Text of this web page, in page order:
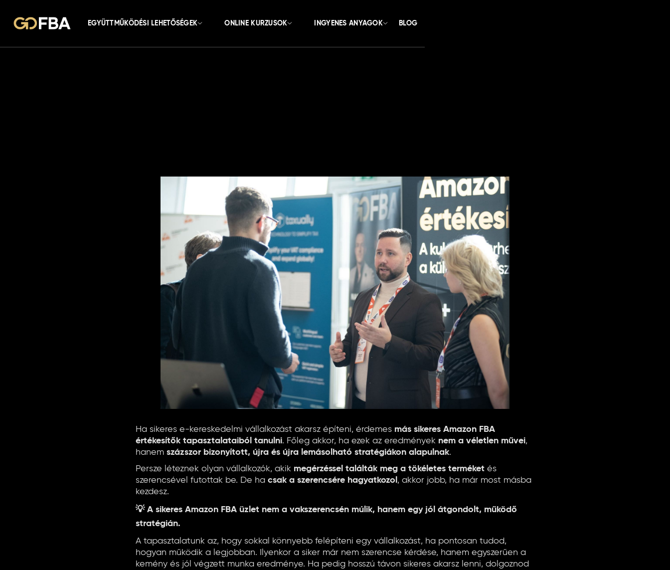
EGYÜTTMŰKÖDÉSI LEHETŐSÉGEK ONLINE KURZUSOK INGYENES ANYAGOK BLOG
Ha sikeres e-kereskedelmi vállalkozást akarsz építeni, érdemes más sikeres Amazon FBA
értékesítők tapasztalataiból tanulni. Főleg akkor, ha ezek az eredmények nem a véletlen művei,
hanem százszor bizonyított, újra és újra lemásolható stratégiákon alapulnak.
Persze léteznek olyan vállalkozók, akik megérzéssel találták meg a tökéletes terméket és
szerencsével futottak be. De ha csak a szerencsére hagyatkozol , akkor jobb, ha már most másba
kezdesz.
💡 A sikeres Amazon FBA üzlet nem a vakszerencsén múlik, hanem egy jól átgondolt, működő
stratégián.
A tapasztalatunk az, hogy sokkal könnyebb felépíteni egy vállalkozást, ha pontosan tudod,
hogyan működik a legjobban. Ilyenkor a siker már nem szerencse kérdése, hanem egyszerűen a
kemény és jól végzett munka eredménye. Ha pedig hosszú távon sikeres akarsz lenni, dolgoznod